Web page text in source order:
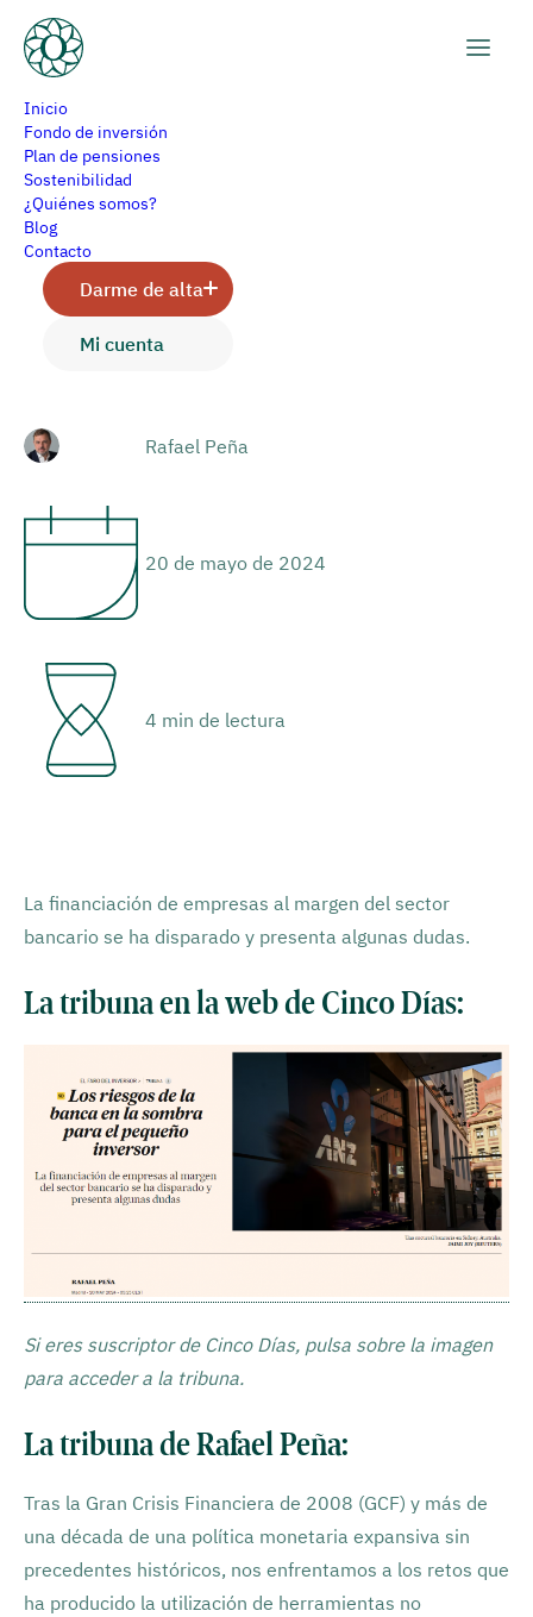
Inicio
Fondo de inversión
Plan de pensiones
Sostenibilidad
¿Quiénes somos?
Blog
Contacto
Darme de alta
Mi cuenta
Los riesgos de la banca en
la sombra para el
pequeño inversor
Rafael Peña
20 de mayo de 2024
4 min de lectura
La financiación de empresas al margen del sector
bancario se ha disparado y presenta algunas dudas.
La tribuna en la web de Cinco Días:
Si eres suscriptor de Cinco Días, pulsa sobre la imagen
para acceder a la tribuna.
La tribuna de Rafael Peña:
Tras la Gran Crisis Financiera de 2008 (GCF) y más de
una década de una política monetaria expansiva sin
precedentes históricos, nos enfrentamos a los retos que
ha producido la utilización de herramientas no